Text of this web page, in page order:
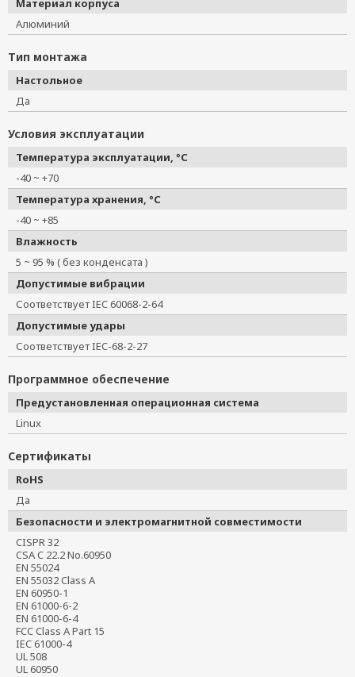
Материал корпуса
Алюминий
Тип монтажа
Настольное
Да
Условия эксплуатации
Температура эксплуатации, °C
-40 ~ +70
Температура хранения, °C
-40 ~ +85
Влажность
5 ~ 95 % ( без конденсата )
Допустимые вибрации
Соответствует IEC 60068-2-64
Допустимые удары
Соответствует IEC-68-2-27
Программное обеспечение
Предустановленная операционная система
Linux
Сертификаты
RoHS
Да
Безопасности и электромагнитной совместимости
CISPR 32
CSA C 22.2 No.60950
EN 55024
EN 55032 Class A
EN 60950-1
EN 61000-6-2
EN 61000-6-4
FCC Class A Part 15
IEC 61000-4
UL 508
UL 60950